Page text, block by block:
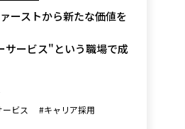
ーストから新たな価値を
サービス"という職場で成
ビス
#キャリア採用